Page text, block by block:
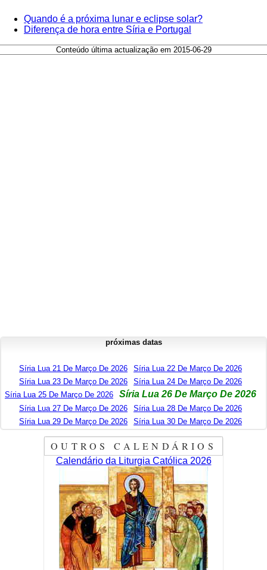
Quando é a próxima lunar e eclipse solar?
Diferença de hora entre Síria e Portugal
Conteúdo última actualização em 2015-06-29
próximas datas
Síria Lua 21 De Março De 2026
Síria Lua 22 De Março De 2026
Síria Lua 23 De Março De 2026
Síria Lua 24 De Março De 2026
Síria Lua 25 De Março De 2026
Síria Lua 26 De Março De 2026
Síria Lua 27 De Março De 2026
Síria Lua 28 De Março De 2026
Síria Lua 29 De Março De 2026
Síria Lua 30 De Março De 2026
OUTROS CALENDÁRIOS
Calendário da Liturgia Católica 2026